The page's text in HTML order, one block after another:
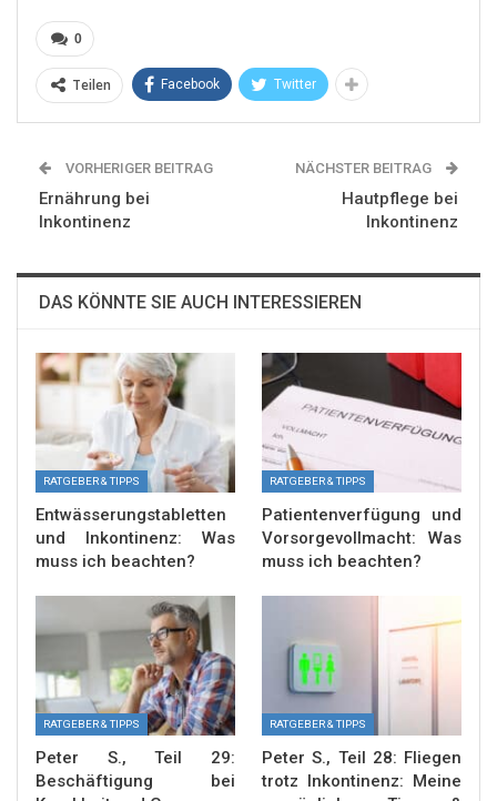
0
Teilen Facebook Twitter
VORHERIGER BEITRAG
Ernährung bei
Inkontinenz
NÄCHSTER BEITRAG
Hautpflege bei
Inkontinenz
DAS KÖNNTE SIE AUCH INTERESSIEREN
RATGEBER & TIPPS
Entwässerungstabletten
und Inkontinenz: Was
muss ich beachten?
RATGEBER & TIPPS
Patientenverfügung und
Vorsorgevollmacht: Was
muss ich beachten?
RATGEBER & TIPPS
Peter S., Teil 29:
Beschäftigung bei
RATGEBER & TIPPS
Peter S., Teil 28: Fliegen
trotz Inkontinenz: Meine